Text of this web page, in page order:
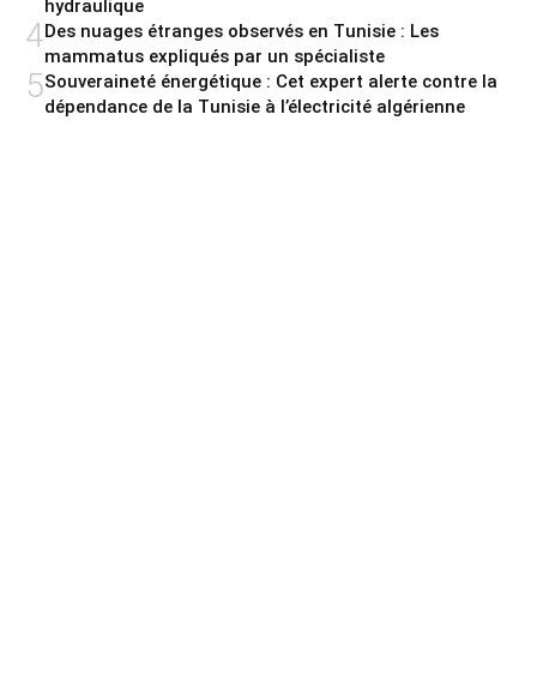
hydraulique
4Des nuages étranges observés en Tunisie : Les
mammatus expliqués par un spécialiste
5Souveraineté énergétique : Cet expert alerte contre la
dépendance de la Tunisie à l’électricité algérienne